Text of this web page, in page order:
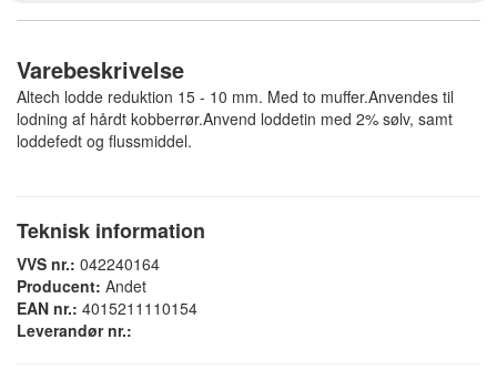
Varebeskrivelse
Altech lodde reduktion 15 - 10 mm. Med to muffer.Anvendes til
lodning af hårdt kobberrør.Anvend loddetin med 2% sølv, samt
loddefedt og flussmiddel.
Teknisk information
VVS nr.: 042240164
Producent: Andet
EAN nr.: 4015211110154
Leverandør nr.: